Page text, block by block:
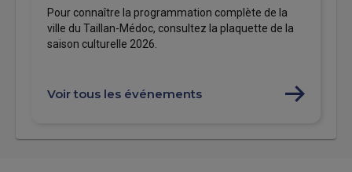
Pour connaître la programmation complète de la
ville du Taillan-Médoc, consultez la plaquette de la
saison culturelle 2026.
Voir tous les événements